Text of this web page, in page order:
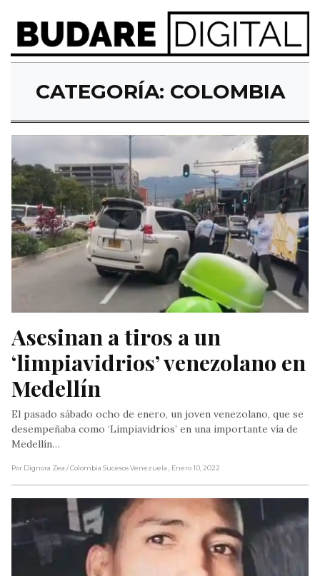
CATEGORÍA: COLOMBIA
Asesinan a tiros a un
‘limpiavidrios’ venezolano en
Medellín
El pasado sábado ocho de enero, un joven venezolano, que se
desempeñaba como ‘Limpiavidrios’ en una importante vía de
Medellín…
Por Dignora Zea / Colombia Sucesos Venezuela , Enero 10, 2022